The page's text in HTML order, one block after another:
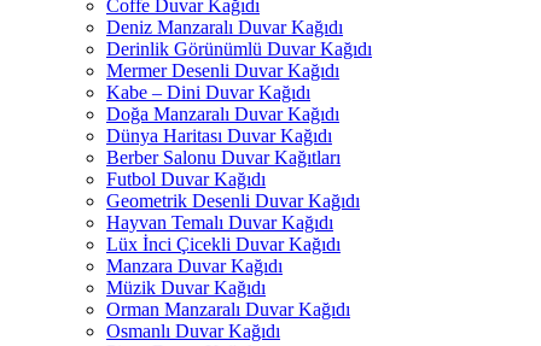
Coffe Duvar Kağıdı
Deniz Manzaralı Duvar Kağıdı
Derinlik Görünümlü Duvar Kağıdı
Mermer Desenli Duvar Kağıdı
Kabe – Dini Duvar Kağıdı
Doğa Manzaralı Duvar Kağıdı
Dünya Haritası Duvar Kağıdı
Berber Salonu Duvar Kağıtları
Futbol Duvar Kağıdı
Geometrik Desenli Duvar Kağıdı
Hayvan Temalı Duvar Kağıdı
Lüx İnci Çicekli Duvar Kağıdı
Manzara Duvar Kağıdı
Müzik Duvar Kağıdı
Orman Manzaralı Duvar Kağıdı
Osmanlı Duvar Kağıdı